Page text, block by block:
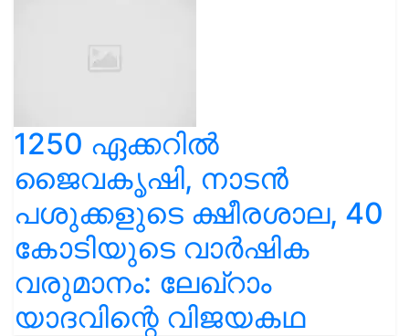
1250 ഏക്കറിൽ
ജൈവകൃഷി, നാടൻ
പശുക്കളുടെ ക്ഷീരശാല, 40
കോടിയുടെ വാർഷിക
വരുമാനം: ലേഖ്‌റാം
യാദവിന്റെ വിജയകഥ